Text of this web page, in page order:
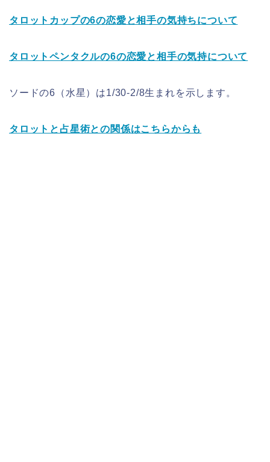
タロットカップの6の恋愛と相手の気持ちについて
タロットペンタクルの6の恋愛と相手の気持について
ソードの6（水星）は1/30-2/8生まれを示します。
タロットと占星術との関係はこちらからも